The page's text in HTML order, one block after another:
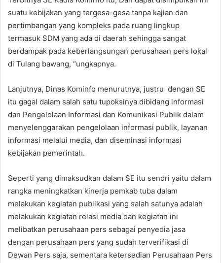
suatu kebijakan yang tergesa-gesa tanpa kajian dan
pertimbangan yang kompleks pada ruang lingkup
termasuk SDM yang ada di daerah sehingga sangat
berdampak pada keberlangsungan perusahaan pers lokal
di Tulang bawang, “ungkapnya.
Lanjutnya, Dinas Kominfo menurutnya, justru dengan SE
itu gagal dalam salah satu tupoksinya dibidang informasi
dan Pengelolaan Informasi dan Komunikasi Publik dalam
menyelenggarakan pengelolaan informasi publik, layanan
informasi melalui media, dan diseminasi informasi
kebijakan pemerintah.
Seperti yang dimaksudkan dalam SE itu sendri yaitu dalam
rangka meningkatkan kinerja pemkab tuba dalam
melakukan kegiatan publikasi yang salah satunya adalah
melakukan kegiatan relasi media dan kegiatan ini
melibatkan perusahaan pers sebagai penyedia jasa
dengan perusahaan pers yang sudah terverifikasi di
Dewan Pers saja, sementara ketersedian Perusahaan Pers